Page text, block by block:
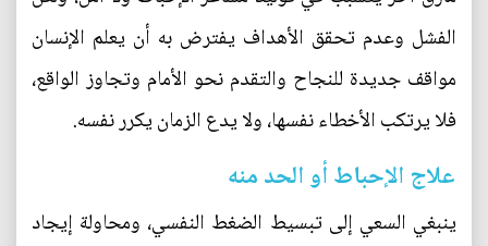
الفشل وعدم تحقق الأهداف يفترض به أن يعلم الإنسان
مواقف جديدة للنجاح والتقدم نحو الأمام وتجاوز الواقع،
فلا يرتكب الأخطاء نفسها، ولا يدع الزمان يكرر نفسه.
علاج الإحباط أو الحد منه
ينبغي السعي إلى تبسيط الضغط النفسي، ومحاولة إيجاد